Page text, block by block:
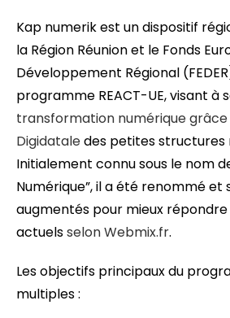
Kap numerik est un dispositif
la Région Réunion et le Fonds
Développement Régional
programme REACT-UE, visant à
transformation numérique grâce
Digidataledes petites structures
Initialement connu sous le nom
Numérique”, il a été renommé
augmentés pour mieux répondre
actuelsselon Webmix.fr.
Les objectifs principaux du
multiples :